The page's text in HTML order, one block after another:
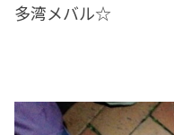
多湾メバル☆